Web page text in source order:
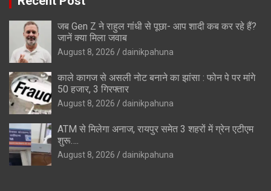
जब Gen Z ने राहुल गांधी से पूछा- आप शादी कब कर रहे हैं?
जानें क्या मिला जवाब
August 8, 2026 dainikpahuna
काले कागज से असली नोट बनाने का झांसा : फोन पे पर मांगे
50 हजार, 3 गिरफ्तार
August 8, 2026 dainikpahuna
ATM से मिलेगा अनाज, रायपुर समेत 3 शहरों में ग्रेन एटीएम
शुरू….
August 8, 2026 dainikpahuna